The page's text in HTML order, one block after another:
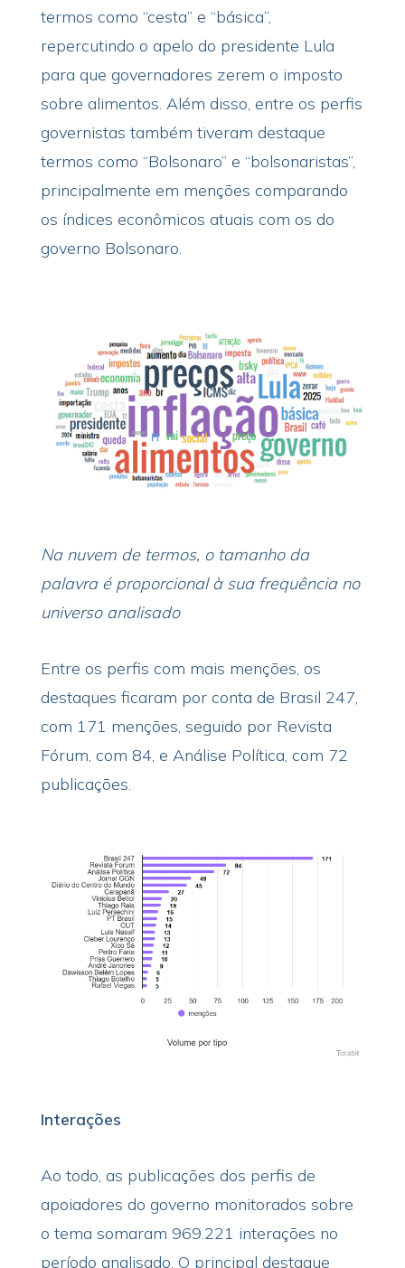
termos como “cesta” e “básica”,
repercutindo o apelo do presidente Lula
para que governadores zerem o imposto
sobre alimentos. Além disso, entre os perfis
governistas também tiveram destaque
termos como “Bolsonaro” e “bolsonaristas”,
principalmente em menções comparando
os índices econômicos atuais com os do
governo Bolsonaro.
Na nuvem de termos, o tamanho da
palavra é proporcional à sua frequência no
universo analisado
Entre os perfis com mais menções, os
destaques ficaram por conta de Brasil 247,
com 171 menções, seguido por Revista
Fórum, com 84, e Análise Política, com 72
publicações.
Interações
Ao todo, as publicações dos perfis de
apoiadores do governo monitorados sobre
o tema somaram 969.221 interações no
período analisado. O principal destaque